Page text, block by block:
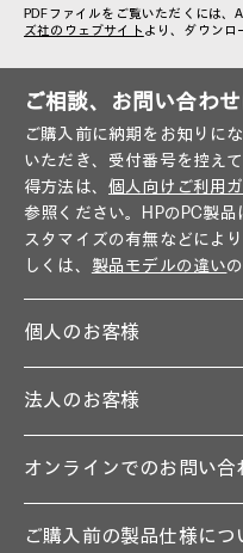
PDFファイルをご覧いただくには、
ズ社のウェブサイト より、ダウンロ
ご相談、お問い合わ
ご購入前に納期をお知りに
いただき、受付番号を控え
得方法は、 個人向けご利用
参照ください。HPのPC製
スタマイズの有無などによ
しくは、 製品モデルの違い
個人のお客様
法人のお客様
オンラインでのお問い合
ご購入前の製品仕様に